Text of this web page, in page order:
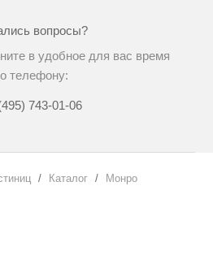
вопросы?
в удобное для вас время
телефону:
743-01-06
Каталог
Монро